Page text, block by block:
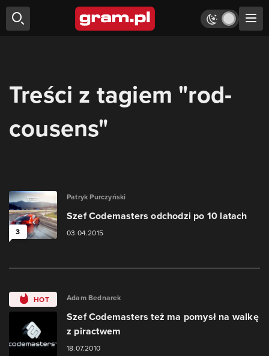
Treści z tagiem "rod-
cousens"
3
Patryk Purczyński
Szef Codemasters odchodzi po 10 latach
03.04.2015
HOT Adam Bednarek
Szef Codemasters też ma pomysł na walkę
z piractwem
18.07.2010